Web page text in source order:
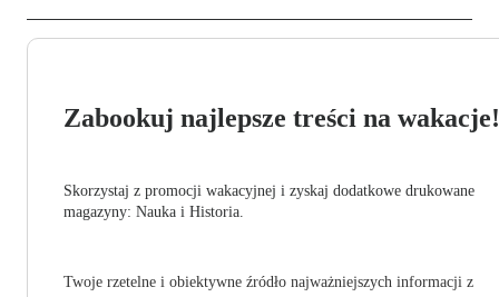
Zabookuj najlepsze treści na wakacje!
Skorzystaj z promocji wakacyjnej i zyskaj dodatkowe drukowane
magazyny: Nauka i Historia.
Twoje rzetelne i obiektywne źródło najważniejszych informacji z